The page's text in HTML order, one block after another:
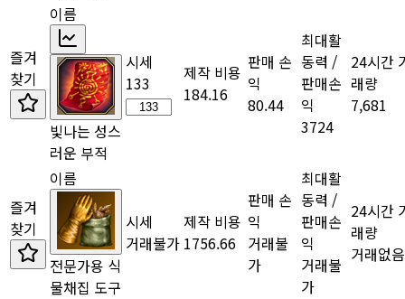
즐겨
찾기
이름
빛나는 성스
러운 부적
시세
133
제작 비용
184.16
판매 손
익
80.44
최대활
동력 /
판매손
익
3724
24시간
래량
7,681
즐겨
찾기
이름
전문가용 식
물채집 도구
시세
거래불가
제작 비용
1756.66
판매 손
익
거래불
가
최대활
동력 /
판매손
익
거래불
가
24시간
래량
거래없음